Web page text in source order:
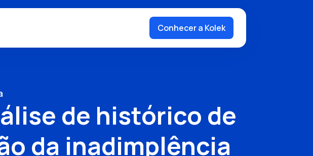
Conhecer a Kolek
de histórico de
da inadimplência